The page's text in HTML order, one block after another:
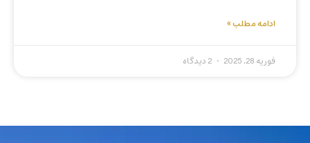
ادامه مطلب »
فوریه 28, 2025